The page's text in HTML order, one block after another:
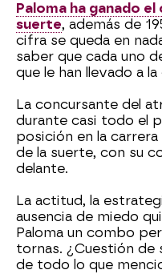
Paloma ha ganado
suerte, además de
cifra se queda en
saber que cada uno
que le han llevado a la
La concursante del
durante casi todo el
posición en la carrera
de la suerte, con su
delante.
La actitud, la
ausencia de miedo
Paloma un combo
tornas. ¿Cuestión de
de todo lo que